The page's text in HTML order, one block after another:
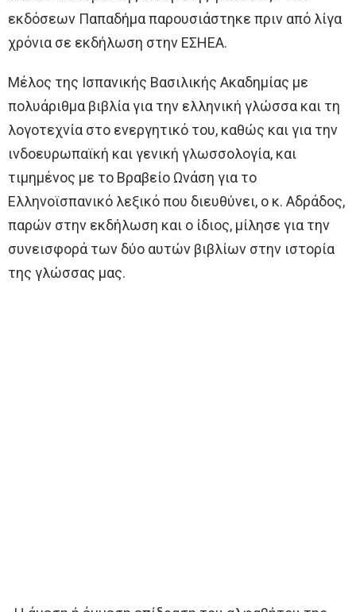
εκδόσεων Παπαδήμα παρουσιάστηκε πριν από λίγα
χρόνια σε εκδήλωση στην ΕΣΗΕΑ.
Μέλος της Ισπανικής Βασιλικής Ακαδημίας με
πολυάριθμα βιβλία για την ελληνική γλώσσα και τη
λογοτεχνία στο ενεργητικό του, καθώς και για την
ινδοευρωπαϊκή και γενική γλωσσολογία, και
τιμημένος με το Βραβείο Ωνάση για το
Ελληνοϊσπανικό λεξικό που διευθύνει, ο κ. Αδράδος,
παρών στην εκδήλωση και ο ίδιος, μίλησε για την
συνεισφορά των δύο αυτών βιβλίων στην ιστορία
της γλώσσας μας.